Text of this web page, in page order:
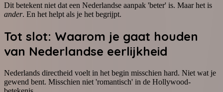
Dit betekent niet dat een Nederlandse aanpak 'beter' is. Maar het is
ander. En het helpt als je het begrijpt.
Tot slot: Waarom je gaat houden
van Nederlandse eerlijkheid
Nederlands directheid voelt in het begin misschien hard. Niet wat je
gewend bent. Misschien niet 'romantisch' in de Hollywood-